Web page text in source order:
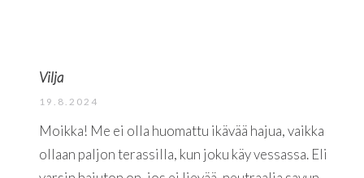
Vilja
19.8.2024
Moikka! Me ei olla huomattu ikävää hajua, vaikka
ollaan paljon terassilla, kun joku käy vessassa. Eli